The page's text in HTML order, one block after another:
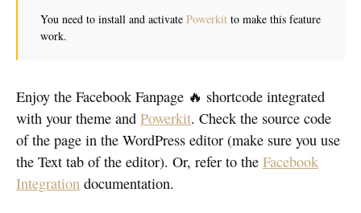
You need to install and activate Powerkit to make this feature
work.
Enjoy the Facebook Fanpage 🔥 shortcode integrated
with your theme and Powerkit. Check the source code
of the page in the WordPress editor (make sure you use
the Text tab of the editor). Or, refer to the Facebook
Integration documentation.